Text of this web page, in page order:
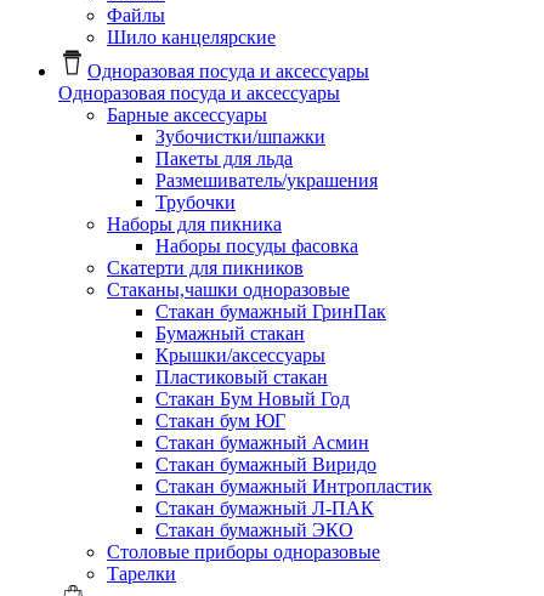
Файлы
Шило канцелярские
Одноразовая посуда и аксессуары
Одноразовая посуда и аксессуары
Барные аксессуары
Зубочистки/шпажки
Пакеты для льда
Размешиватель/украшения
Трубочки
Наборы для пикника
Наборы посуды фасовка
Скатерти для пикников
Стаканы,чашки одноразовые
Cтакан бумажный ГринПак
Бумажный стакан
Крышки/аксессуары
Пластиковый стакан
Стакан Бум Новый Год
Стакан бум ЮГ
Стакан бумажный Асмин
Стакан бумажный Виридо
Стакан бумажный Интропластик
Стакан бумажный Л-ПАК
Стакан бумажный ЭКО
Столовые приборы одноразовые
Тарелки